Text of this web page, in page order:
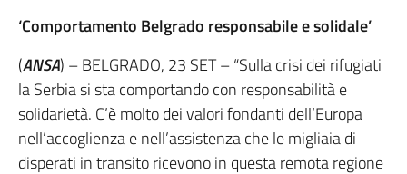
‘Comportamento Belgrado responsabile e solidale’
(ANSA) – BELGRADO, 23 SET – “Sulla crisi dei rifugiati
la Serbia si sta comportando con responsabilità e
solidarietà. C’è molto dei valori fondanti dell’Europa
nell’accoglienza e nell’assistenza che le migliaia di
disperati in transito ricevono in questa remota regione